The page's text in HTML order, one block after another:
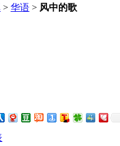
> 华语 > 风中的歌